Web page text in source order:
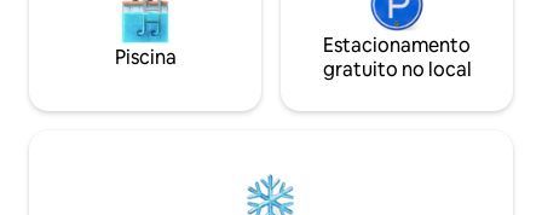
Piscina
Estacionamento
gratuito no local